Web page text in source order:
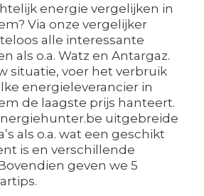
energie vergelijken in
Via onze vergelijker
alle interessante
als o.a. Watz en Antargaz.
situatie, voer het verbruik
energieleverancier in
de laagste prijs hanteert.
uitgebreide
als o.a. wat een geschikt
is en verschillende
geven we 5